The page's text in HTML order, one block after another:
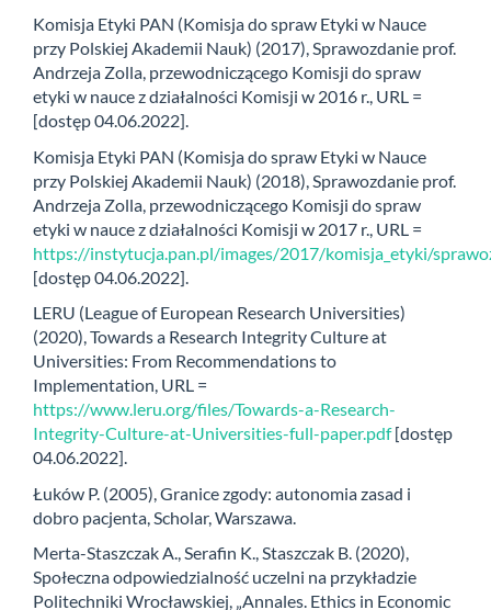
Komisja Etyki PAN (Komisja do spraw Etyki w Nauce
przy Polskiej Akademii Nauk) (2017), Sprawozdanie prof.
Andrzeja Zolla, przewodniczącego Komisji do spraw
etyki w nauce z działalności Komisji w 2016 r., URL =
[dostęp 04.06.2022].
Komisja Etyki PAN (Komisja do spraw Etyki w Nauce
przy Polskiej Akademii Nauk) (2018), Sprawozdanie prof.
Andrzeja Zolla, przewodniczącego Komisji do spraw
etyki w nauce z działalności Komisji w 2017 r., URL =
https://instytucja.pan.pl/images/2017/komisja_etyki/
[dostęp 04.06.2022].
LERU (League of European Research Universities)
(2020), Towards a Research Integrity Culture at
Universities: From Recommendations to
Implementation, URL =
https://www.leru.org/files/Towards-a-Research-
Integrity-Culture-at-Universities-full-paper.pdf[dostęp
04.06.2022].
Łuków P. (2005), Granice zgody: autonomia zasad i
dobro pacjenta, Scholar, Warszawa.
Merta-Staszczak A., Serafin K., Staszczak B. (2020),
Społeczna odpowiedzialność uczelni na przykładzie
Politechniki Wrocławskiej, „Annales. Ethics in Economic